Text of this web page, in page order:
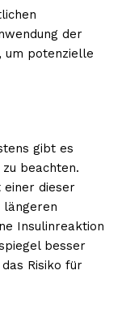
der
um potenzielle
gibt es
beachten.
einer dieser
längeren
Insulinreaktion
besser
Risiko für